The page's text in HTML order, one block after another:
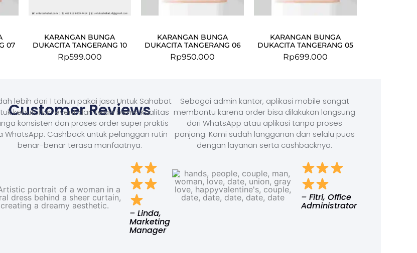
07
KARANGAN BUNGA
DUKACITA TANGERANG 10
Rp599.000
KARANGAN BUNGA
DUKACITA TANGERANG 06
Rp950.000
KARANGAN BUNGA
DUKACITA TANGERANG 05
Rp699.000
Customer Reviews
lebih dari 1 tahun pakai jasa Untuk Sahabat
kebutuhan event dan relasi bisnis. Kualitas
konsisten dan proses order super praktis
WhatsApp. Cashback untuk pelanggan rutin
benar-benar terasa manfaatnya.
– Linda,
Marketing
Manager
Sebagai admin kantor, aplikasi mobile sangat
membantu karena order bisa dilakukan langsung
dari WhatsApp atau aplikasi tanpa proses
panjang. Kami sudah langganan dan selalu puas
dengan layanan serta cashbacknya.
– Fitri, Office
Administrator